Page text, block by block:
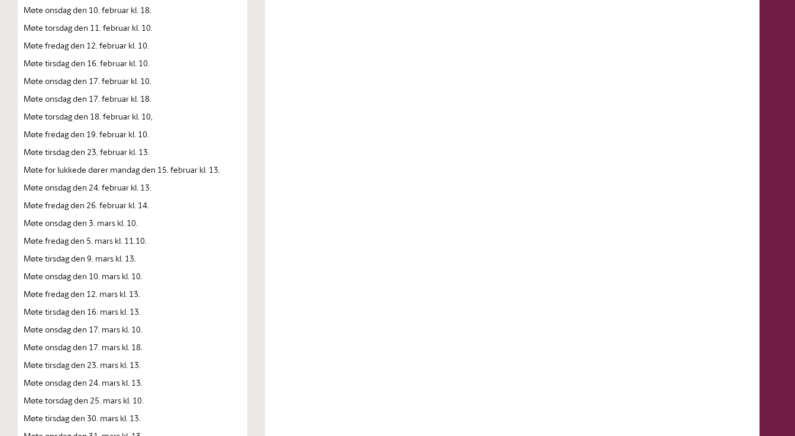
Møte onsdag den 10. februar kl. 18.
Møte torsdag den 11. februar kl. 10.
Møte fredag den 12. februar kl. 10.
Møte tirsdag den 16. februar kl. 10.
Møte onsdag den 17. februar kl. 10.
Møte onsdag den 17. februar kl. 18.
Møte torsdag den 18. februar kl. 10,
Møte fredag den 19. februar kl. 10.
Møte tirsdag den 23. februar kl. 13.
Møte for lukkede dører mandag den 15. februar kl. 13.
Møte onsdag den 24. februar kl. 13.
Møte fredag den 26. februar kl. 14.
Møte onsdag den 3. mars kl. 10.
Møte fredag den 5. mars kl. 11.10.
Møte tirsdag den 9. mars kl. 13.
Møte onsdag den 10. mars kl. 10.
Møte fredag den 12. mars kl. 13.
Møte tirsdag den 16. mars kl. 13.
Møte onsdag den 17. mars kl. 10.
Møte onsdag den 17. mars kl. 18.
Møte tirsdag den 23. mars kl. 13.
Møte onsdag den 24. mars kl. 13.
Møte torsdag den 25. mars kl. 10.
Møte tirsdag den 30. mars kl. 13.